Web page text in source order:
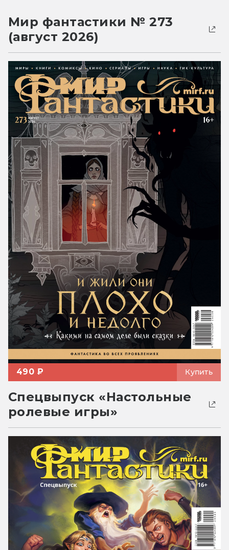
Мир фантастики № 273
(август 2026)
490 ₽ Купить
Спецвыпуск «Настольные
ролевые игры»